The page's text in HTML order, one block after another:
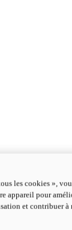
les cookies »,
appareil pour
et contribuer à